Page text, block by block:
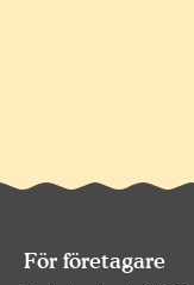
För företagare